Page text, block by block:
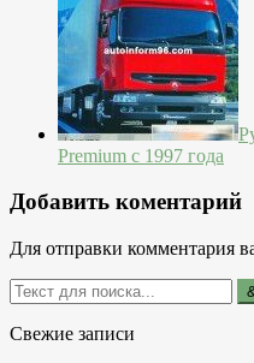
Premium с 1997 года
Добавить коментарий
Для отправки комментария
Свежие записи